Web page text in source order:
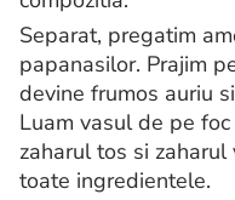
Separat, pregatim
papanasilor. Prajim
devine frumos auriu
Luam vasul de pe
zaharul tos si
toate ingredientele.